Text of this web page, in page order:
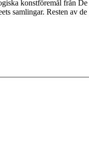
konstföremål från
samlingar. Resten av